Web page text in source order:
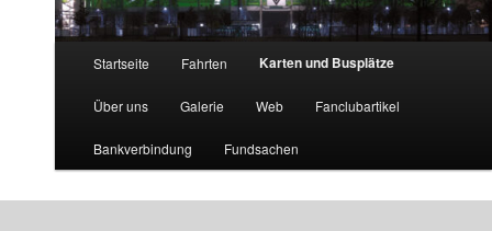
Startseite Fahrten Karten und Busplätze
Über uns Galerie Web Fanclubartikel
Bankverbindung Fundsachen